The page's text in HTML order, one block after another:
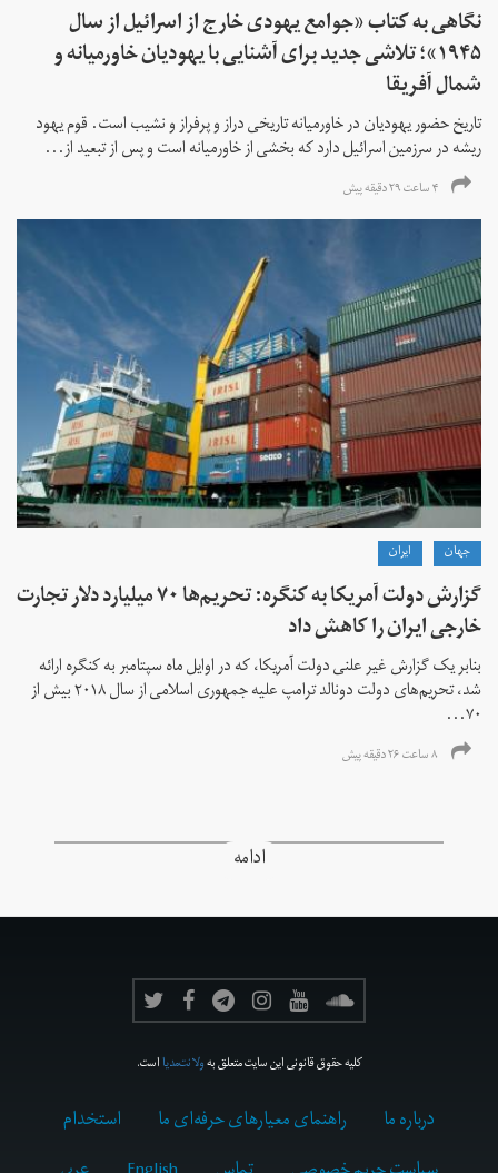
نگاهی به کتاب «جوامع یهودی خارج از اسرائیل از سال
۱۹۴۵»؛ تلاشی جدید برای آشنایی با یهودیان خاورمیانه و
شمال آفریقا
تاریخ حضور یهودیان در خاورمیانه تاریخی دراز و پرفراز و نشیب است. قوم یهود
ریشه در سرزمین اسرائیل دارد که بخشی از خاورمیانه است و پس از تبعید از...
۴ ساعت ۲۹ دقیقه پیش
جهان ايران
گزارش دولت آمریکا به کنگره: تحریم‌ها ۷۰ میلیارد دلار تجارت
خارجی ایران را کاهش داد
بنابر یک گزارش غیر علنی دولت آمریکا، که در اوایل ماه سپتامبر به کنگره ارائه
شد، تحریم‌های دولت دونالد ترامپ علیه جمهوری اسلامی از سال ۲۰۱۸ بیش از
۷۰...
۸ ساعت ۲۶ دقیقه پیش
ادامه
کلیه حقوق قانونی این سایت متعلق بهولانت‌مدیااست.
درباره ما راهنمای معیارهای حرفه‌ای ما
استخدام